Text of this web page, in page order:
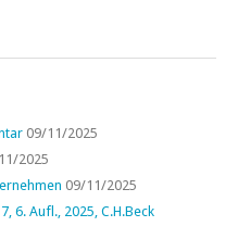
09/11/2025
2025
09/11/2025
6. Aufl., 2025, C.H.Beck